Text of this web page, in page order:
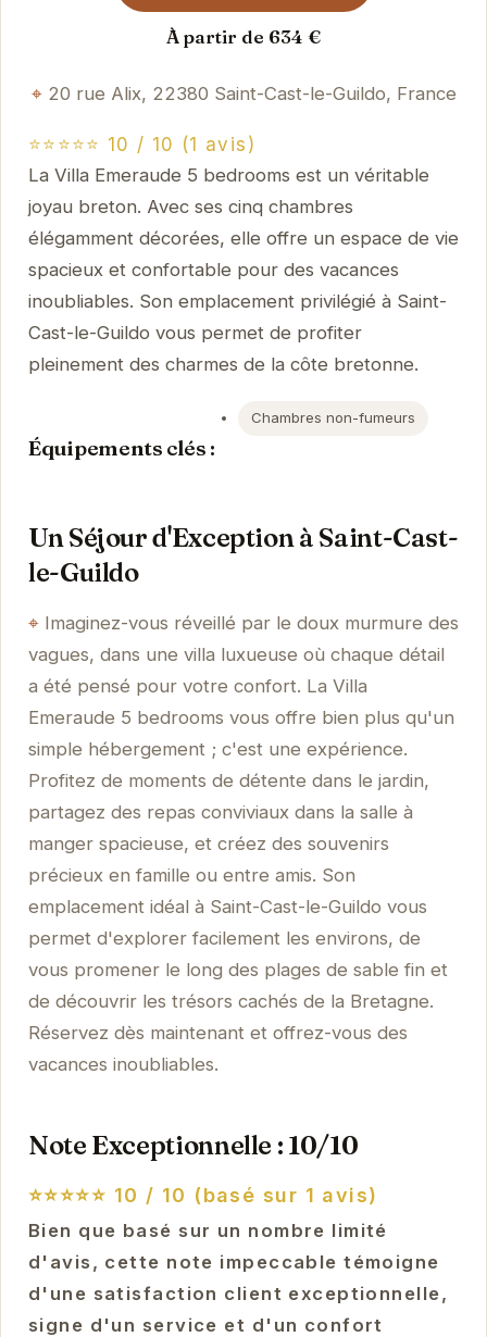
À partir de 634 €
20 rue Alix, 22380 Saint-Cast-le-Guildo, France
⭐⭐⭐⭐⭐ 10 / 10 (1 avis)
La Villa Emeraude 5 bedrooms est un véritable
joyau breton. Avec ses cinq chambres
élégamment décorées, elle offre un espace de vie
spacieux et confortable pour des vacances
inoubliables. Son emplacement privilégié à Saint-
Cast-le-Guildo vous permet de profiter
pleinement des charmes de la côte bretonne.
Équipements clés :
Chambres non-fumeurs
Un Séjour d'Exception à Saint-Cast-
le-Guildo
Imaginez-vous réveillé par le doux murmure des
vagues, dans une villa luxueuse où chaque détail
a été pensé pour votre confort. La Villa
Emeraude 5 bedrooms vous offre bien plus qu'un
simple hébergement ; c'est une expérience.
Profitez de moments de détente dans le jardin,
partagez des repas conviviaux dans la salle à
manger spacieuse, et créez des souvenirs
précieux en famille ou entre amis. Son
emplacement idéal à Saint-Cast-le-Guildo vous
permet d'explorer facilement les environs, de
vous promener le long des plages de sable fin et
de découvrir les trésors cachés de la Bretagne.
Réservez dès maintenant et offrez-vous des
vacances inoubliables.
Note Exceptionnelle : 10/10
⭐⭐⭐⭐⭐ 10 / 10 (basé sur 1 avis)
Bien que basé sur un nombre limité
d'avis, cette note impeccable témoigne
d'une satisfaction client exceptionnelle,
signe d'un service et d'un confort